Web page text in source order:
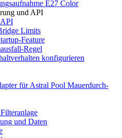
E27 Color
und API
Limits
Feature
Regel
konfigurieren
für Astral Pool Mauer­durch­
und Daten